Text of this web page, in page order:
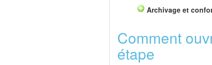
Archivage et
Comment
étape